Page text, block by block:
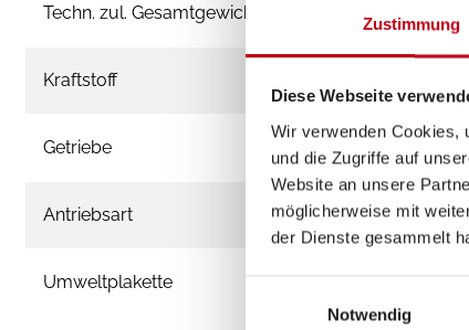
Zustimmung
Diese Webseite
Wir verwenden Cookies,
und die Zugriffe auf
Website an unsere
möglicherweise mit
der Dienste gesammelt
Notwendig
Techn. zul. Gesamtgewicht
Kraftstoff
Getriebe
Antriebsart
Umweltplakette